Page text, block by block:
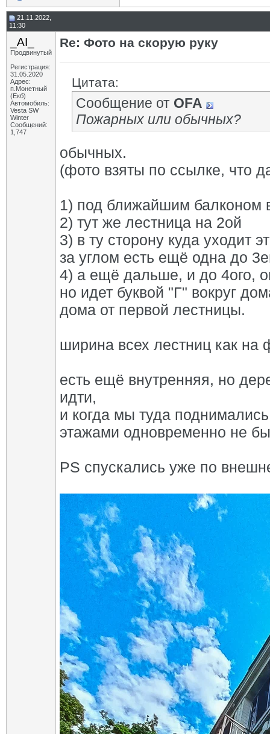
21.11.2022,
11:30
_AI_
Продвинутый
Регистрация:
31.05.2020
Адрес:
п.Монетный
(Екб)
Автомобиль:
Vesta SW
Winter
Сообщений:
1,747
Re: Фото на скорую руку
Цитата:
Сообщение от OFA
Пожарных или обычных?
обычных.
(фото взяты по ссылке, что
1) под ближайшим балконом
2) тут же лестница на 2ой
3) в ту сторону куда уходит
за углом есть ещё одна до
4) а ещё дальше, и до 4ого,
но идет буквой "Г" вокруг
дома от первой лестницы.
ширина всех лестниц как на
есть ещё внутренняя, но
идти,
и когда мы туда
этажами одновременно не
PS спускались уже по